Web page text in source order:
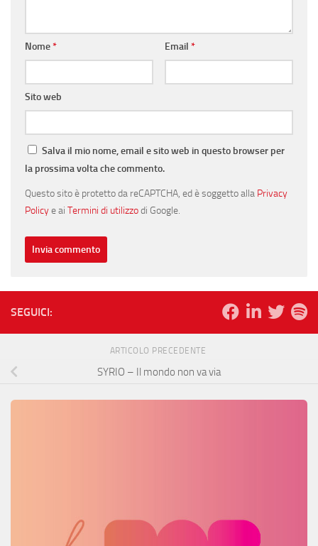
Nome* Email *
Sito web
Salva il mio nome, email e sito web in questo browser per
la prossima volta che commento.
Questo sito è protetto da reCAPTCHA, ed è soggetto alla Privacy
Policye ai Termini di utilizzodi Google.
SEGUICI:
ARTICOLO PRECEDENTE
SYRIO – Il mondo non va via